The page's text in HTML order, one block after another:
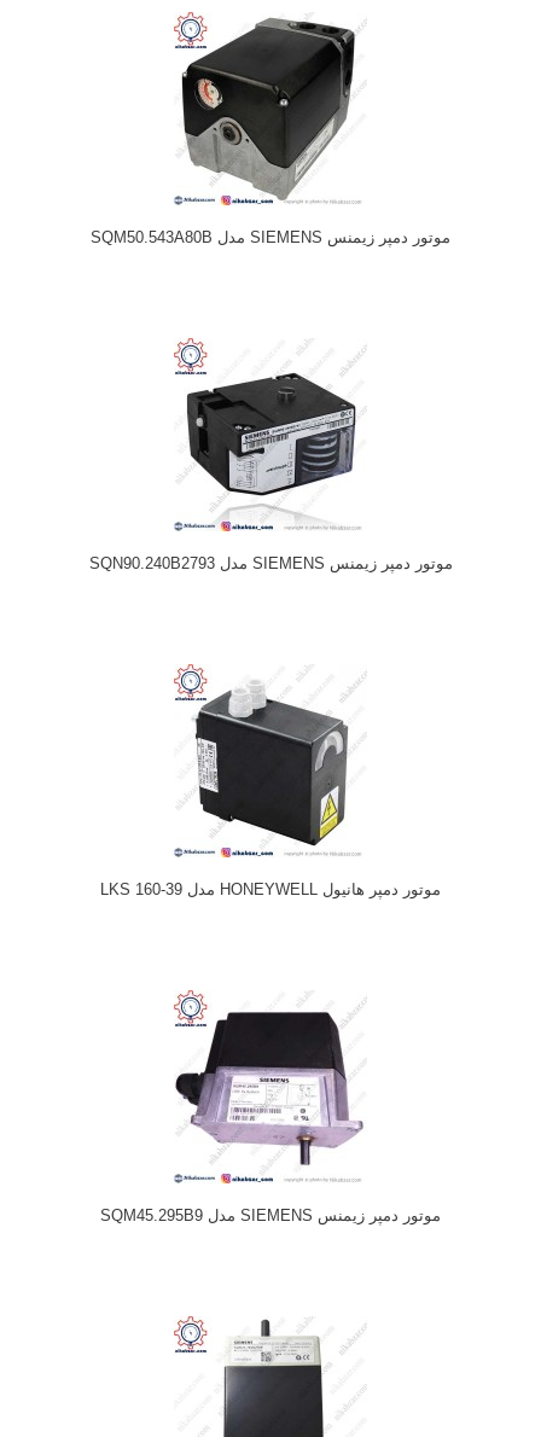
موتور دمپر زیمنس SIEMENS مدل SQM50.543A80B
موتور دمپر زیمنس SIEMENS مدل SQN90.240B2793
موتور دمپر هانیول HONEYWELL مدل LKS 160-39
موتور دمپر زیمنس SIEMENS مدل SQM45.295B9